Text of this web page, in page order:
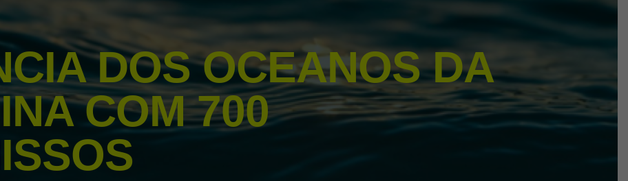
DOS OCEANOS DA
COM 700